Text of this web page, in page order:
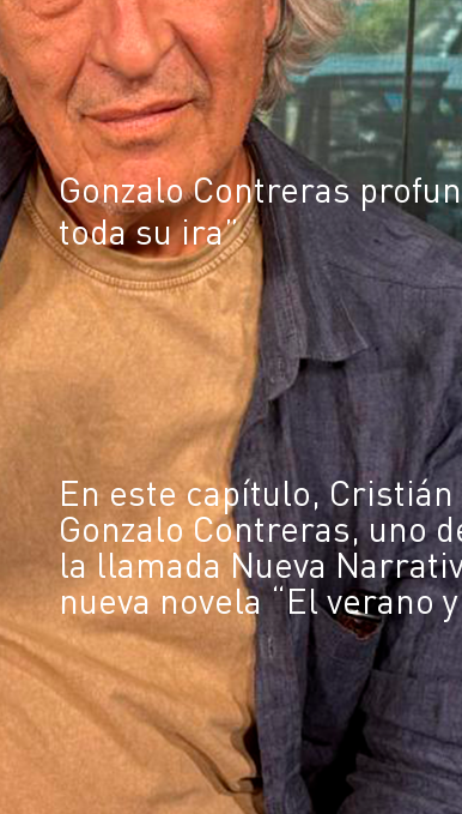
Gonzalo Contreras
toda su ira”
En este capítulo,
Gonzalo Contreras, uno
la llamada Nueva
nueva novela “El verano